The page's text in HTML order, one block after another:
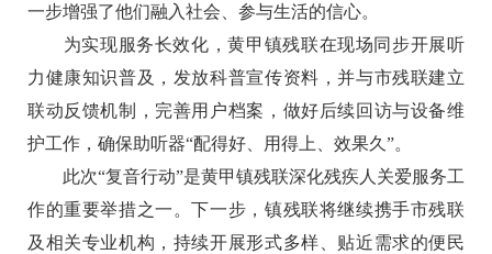
一步增强了他们融入社会、参与生活的信心。
为实现服务长效化，黄甲镇残联在现场同步开展听
力健康知识普及，发放科普宣传资料，并与市残联建立
联动反馈机制，完善用户档案，做好后续回访与设备维
护工作，确保助听器“配得好、用得上、效果久”。
此次“复音行动”是黄甲镇残联深化残疾人关爱服务工
作的重要举措之一。下一步，镇残联将继续携手市残联
及相关专业机构，持续开展形式多样、贴近需求的便民